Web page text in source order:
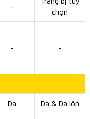
được trang bị công
Mitsubishi Motors
tính năng:
va chạm phía trước
ứng (ACC)
(LDW)